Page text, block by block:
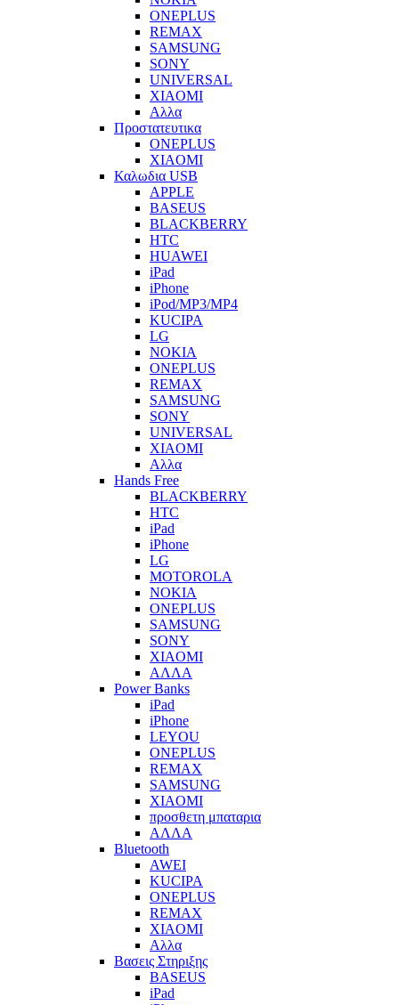
ONEPLUS
REMAX
SAMSUNG
SONY
UNIVERSAL
XIAOMI
Αλλα
Προστατευτικα
ONEPLUS
XIAOMI
Καλωδια USB
APPLE
BASEUS
BLACKBERRY
HTC
HUAWEI
iPad
iPhone
iPod/MP3/MP4
KUCIPA
LG
NOKIA
ONEPLUS
REMAX
SAMSUNG
SONY
UNIVERSAL
XIAOMI
Αλλα
Hands Free
BLACKBERRY
HTC
iPad
iPhone
LG
MOTOROLA
NOKIA
ONEPLUS
SAMSUNG
SONY
XIAOMI
ΑΛΛΑ
Power Banks
iPad
iPhone
LEYOU
ONEPLUS
REMAX
SAMSUNG
XIAOMI
προσθετη μπαταρια
ΑΛΛΑ
Bluetooth
AWEI
KUCIPA
ONEPLUS
REMAX
XIAOMI
Αλλα
Βασεις Στηριξης
BASEUS
iPad